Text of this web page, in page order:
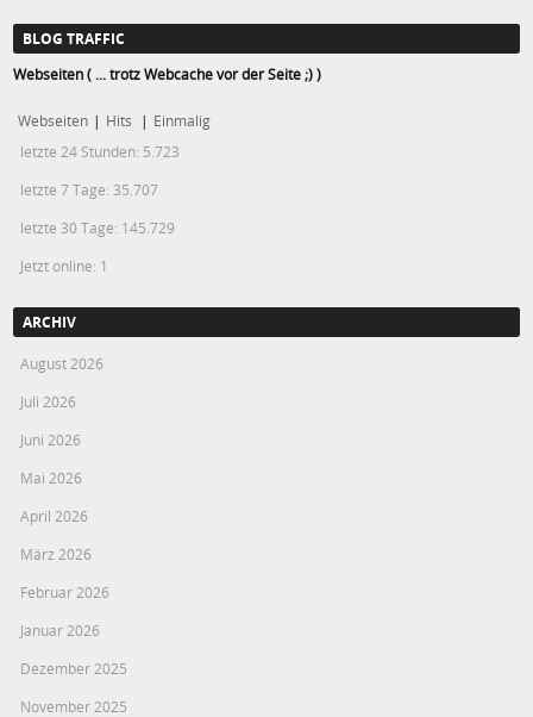
BLOG TRAFFIC
Webseiten ( ... trotz Webcache vor der Seite ;) )
Webseiten | Hits | Einmalig
letzte 24 Stunden: 5.723
letzte 7 Tage: 35.707
letzte 30 Tage: 145.729
Jetzt online: 1
ARCHIV
August 2026
Juli 2026
Juni 2026
Mai 2026
April 2026
März 2026
Februar 2026
Januar 2026
Dezember 2025
November 2025